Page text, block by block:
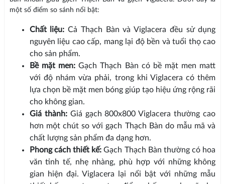
một số điểm so sánh nổi bật:
Chất liệu: Cả Thạch Bàn và Viglacera đều sử dụng
nguyên liệu cao cấp, mang lại độ bền và tuổi thọ cao
cho sản phẩm.
Bề mặt men:Gạch Thạch Bàn có bề mặt men matt
với độ nhám vừa phải, trong khi Viglacera có thêm
lựa chọn bề mặt men bóng giúp tạo hiệu ứng rộng rãi
cho không gian.
Giá thành:Giá gạch 800x800 Viglacera thường cao
hơn một chút so với gạch Thạch Bàn do mẫu mã và
chất lượng sản phẩm đa dạng hơn.
Phong cách thiết kế: Gạch Thạch Bàn thường có hoa
văn tinh tế, nhẹ nhàng, phù hợp với những không
gian hiện đại. Viglacera lại nổi bật với những mẫu